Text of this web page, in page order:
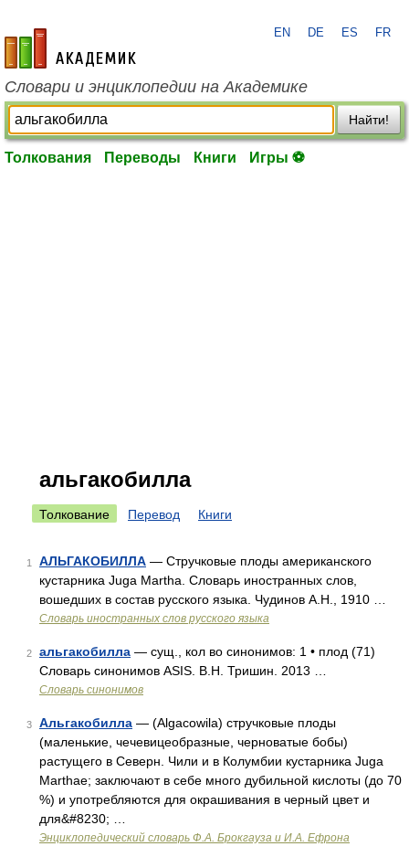
academic.ru
EN DE ES FR
Словари и энциклопедии на Академике
Найти!
Толкования Переводы Книги Игры ⚽
альгакобилла
Толкование Перевод Книги
1 АЛЬГАКОБИЛЛА — Стручковые плоды американского
кустарника Juga Martha. Словарь иностранных слов,
вошедших в состав русского языка. Чудинов А.Н., 1910 …
Словарь иностранных слов русского языка
2 альгакобилла — сущ., кол во синонимов: 1 • плод (71)
Словарь синонимов ASIS. В.Н. Тришин. 2013 …
Словарь синонимов
3 Альгакобилла — (Algacowila) стручковые плоды
(маленькие, чечевицеобразные, черноватые бобы)
растущего в Северн. Чили и в Колумбии кустарника Juga
Marthae; заключают в себе много дубильной кислоты (до 70
%) и употребляются для окрашивания в черный цвет и
для&#8230; …
Энциклопедический словарь Ф.А. Брокгауза и И.А. Ефрона